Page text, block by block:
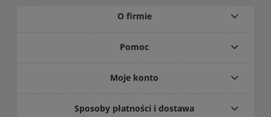
O firmie
Pomoc
Moje konto
Sposoby płatności i dostawa